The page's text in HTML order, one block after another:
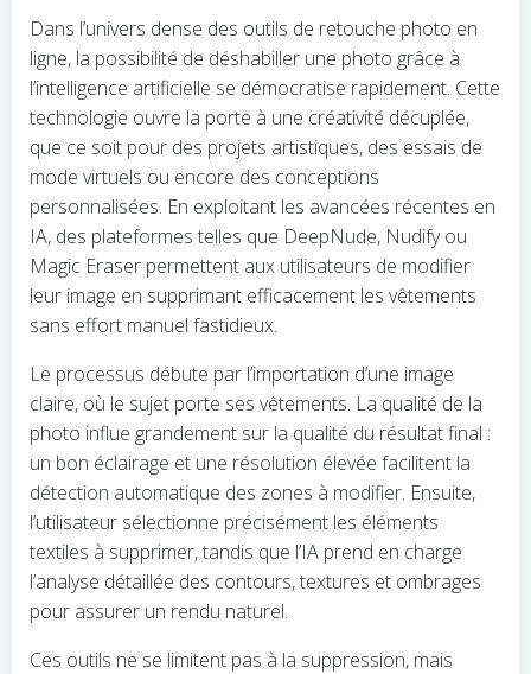
Dans l’univers dense des outils de retouche photo en
ligne, la possibilité de déshabiller une photo grâce à
l’intelligence artificielle se démocratise rapidement. Cette
technologie ouvre la porte à une créativité décuplée,
que ce soit pour des projets artistiques, des essais de
mode virtuels ou encore des conceptions
personnalisées. En exploitant les avancées récentes en
IA, des plateformes telles que DeepNude, Nudify ou
Magic Eraser permettent aux utilisateurs de modifier
leur image en supprimant efficacement les vêtements
sans effort manuel fastidieux.
Le processus débute par l’importation d’une image
claire, où le sujet porte ses vêtements. La qualité de la
photo influe grandement sur la qualité du résultat final :
un bon éclairage et une résolution élevée facilitent la
détection automatique des zones à modifier. Ensuite,
l’utilisateur sélectionne précisément les éléments
textiles à supprimer, tandis que l’IA prend en charge
l’analyse détaillée des contours, textures et ombrages
pour assurer un rendu naturel.
Ces outils ne se limitent pas à la suppression, mais